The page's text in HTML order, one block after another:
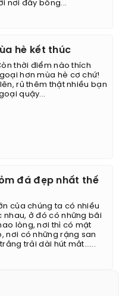
nơi đây bỗng...
hè kết thúc
thời điểm nào thích
hơn mùa hè cơ chứ!
rủ thêm thật nhiều bạn
quậy...
đá đẹp nhất thế
của chúng ta có nhiều
nhau, ở đó có những bãi
lòng, nơi thì có mặt
nơi có những rặng san
trải dài hút mắt…...